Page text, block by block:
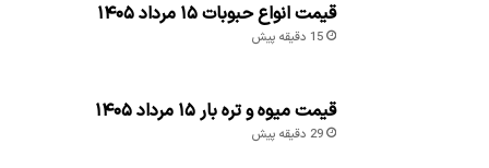
قیمت انواع حبوبات ۱۵ مرداد ۱۴۰۵
15 دقیقه پیش
قیمت میوه و تره بار ۱۵ مرداد ۱۴۰۵
29 دقیقه پیش